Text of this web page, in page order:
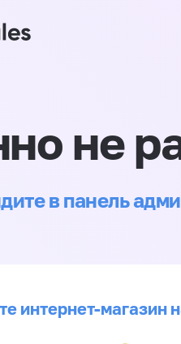
не
в панель
интернет-магазин